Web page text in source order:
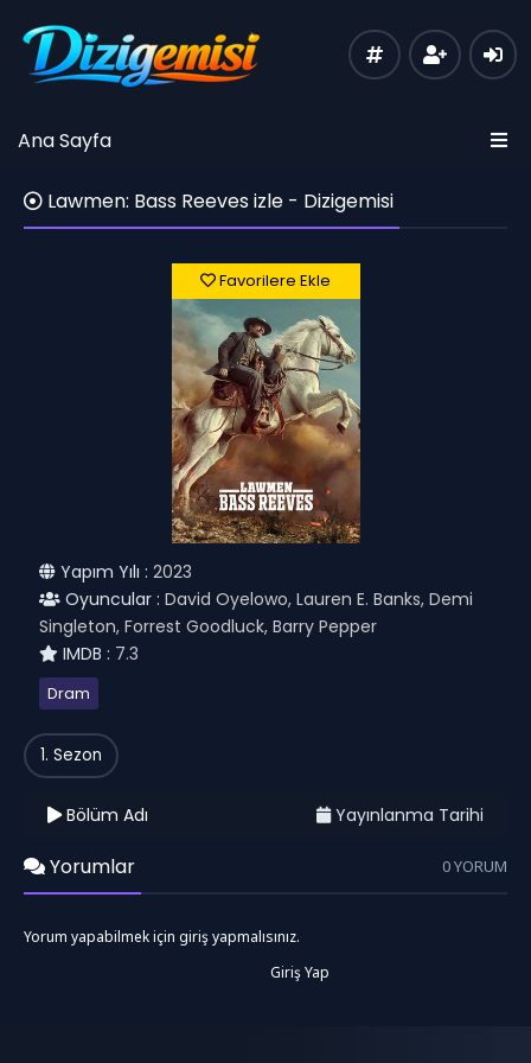
Ana Sayfa
Lawmen: Bass Reeves izle - Dizigemisi
Favorilere Ekle
Yapım Yılı : 2023
Oyuncular : David Oyelowo, Lauren E. Banks, Demi
Singleton, Forrest Goodluck, Barry Pepper
IMDB : 7.3
Dram
1. Sezon
Bölüm Adı Yayınlanma Tarihi
Yorumlar 0 YORUM
Yorum yapabilmek için giriş yapmalısınız.
Giriş Yap